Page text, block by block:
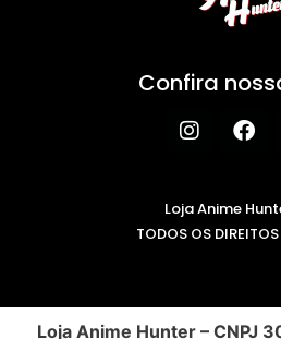
Confira
Loja Anime
TODOS OS
Loja Anime Hunter – CNPJ